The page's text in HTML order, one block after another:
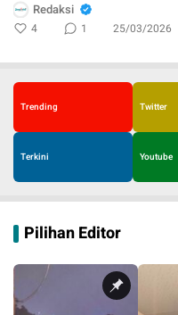
Redaksi
4 1 25/03/2026
Trending Twitter
Terkini Youtube
Pilihan Editor